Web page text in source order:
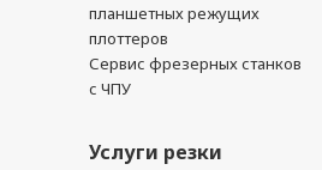
планшетных режущих
плоттеров
Сервис фрезерных станков
с ЧПУ
Услуги резки